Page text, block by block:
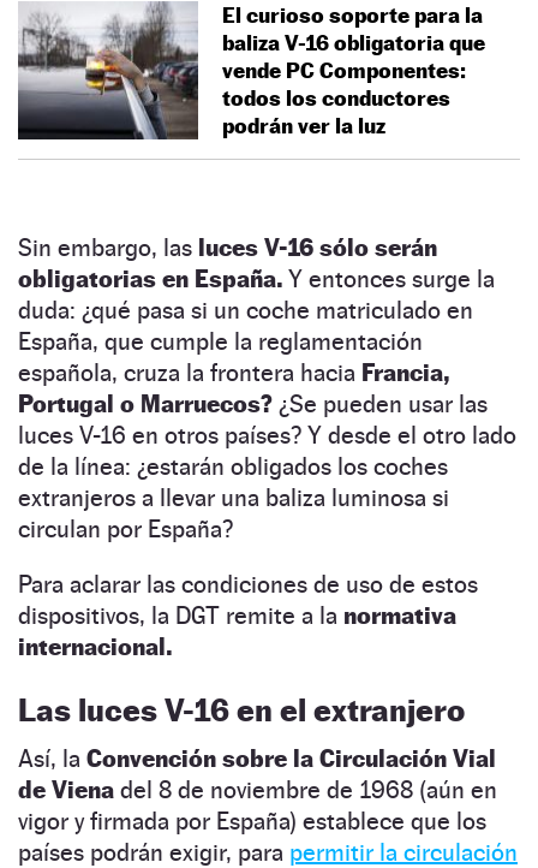
El curioso soporte para la
baliza V-16 obligatoria que
vende PC Componentes:
todos los conductores
podrán ver la luz
Sin embargo, las luces V-16 sólo serán
obligatorias en España. Y entonces surge la
duda: ¿qué pasa si un coche matriculado en
España, que cumple la reglamentación
española, cruza la frontera hacia Francia,
Portugal o Marruecos? ¿Se pueden usar las
luces V-16 en otros países? Y desde el otro lado
de la línea: ¿estarán obligados los coches
extranjeros a llevar una baliza luminosa si
circulan por España?
Para aclarar las condiciones de uso de estos
dispositivos, la DGT remite a la normativa
internacional.
Las luces V-16 en el extranjero
Así, la Convención sobre la Circulación Vial
de Viena del 8 de noviembre de 1968 (aún en
vigor y firmada por España) establece que los
países podrán exigir, para permitir la circulación